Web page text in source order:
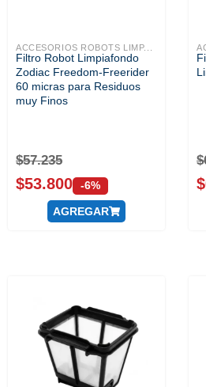
ACCESORIOS ROBOTS LIMP...
Filtro Robot Limpiafondo
Zodiac Freedom-Freerider
60 micras para Residuos
muy Finos
$57.235
$53.800 -6%
AGREGAR
$
$